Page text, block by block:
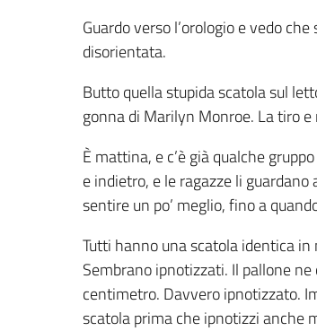
Guardo verso l’orologio e vedo
disorientata.
Butto quella stupida scatola sul
gonna di Marilyn Monroe. La tiro
È mattina, e c’è già qualche
e indietro, e le ragazze li
sentire un po’ meglio, fino a
Tutti hanno una scatola identica
Sembrano ipnotizzati. Il pallone
centimetro. Davvero ipnotizzato.
scatola prima che ipnotizzi anche